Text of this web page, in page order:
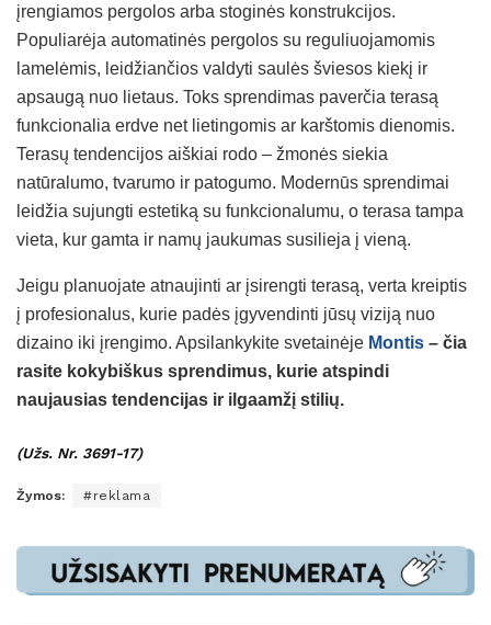
įrengiamos pergolos arba stoginės konstrukcijos.
Populiarėja automatinės pergolos su reguliuojamomis
lamelėmis, leidžiančios valdyti saulės šviesos kiekį ir
apsaugą nuo lietaus. Toks sprendimas paverčia terasą
funkcionalia erdve net lietingomis ar karštomis dienomis.
Terasų tendencijos aiškiai rodo – žmonės siekia
natūralumo, tvarumo ir patogumo. Modernūs sprendimai
leidžia sujungti estetiką su funkcionalumu, o terasa tampa
vieta, kur gamta ir namų jaukumas susilieja į vieną.
Jeigu planuojate atnaujinti ar įsirengti terasą, verta kreiptis
į profesionalus, kurie padės įgyvendinti jūsų viziją nuo
dizaino iki įrengimo. Apsilankykite svetainėje Montis – čia
rasite kokybiškus sprendimus, kurie atspindi
naujausias tendencijas ir ilgaamžį stilių.
(Užs. Nr. 3691-17)
Žymos: #reklama